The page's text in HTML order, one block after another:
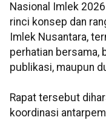
Nasional Imlek
rinci konsep dan
Imlek Nusantara,
perhatian bersama,
publikasi, maupun
Rapat tersebut
koordinasi